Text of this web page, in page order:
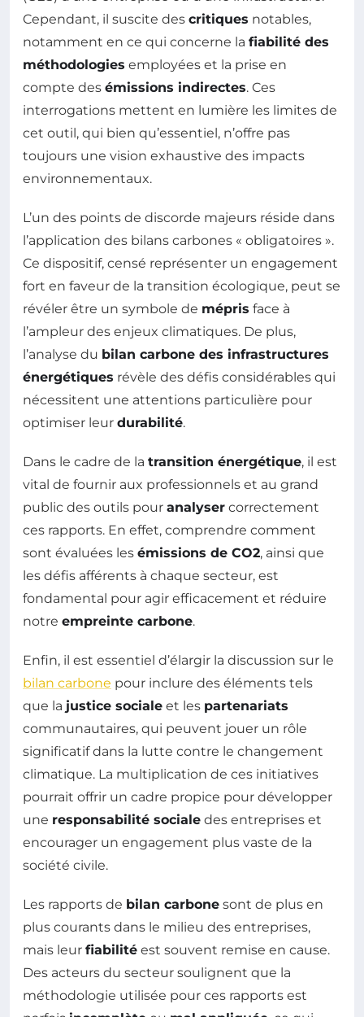
Cependant, il suscite des critiques notables,
notamment en ce qui concerne la fiabilité des
méthodologies employées et la prise en
compte des émissions indirectes. Ces
interrogations mettent en lumière les limites de
cet outil, qui bien qu’essentiel, n’offre pas
toujours une vision exhaustive des impacts
environnementaux.
L’un des points de discorde majeurs réside dans
l’application des bilans carbones « obligatoires ».
Ce dispositif, censé représenter un engagement
fort en faveur de la transition écologique, peut se
révéler être un symbole de mépris face à
l’ampleur des enjeux climatiques. De plus,
l’analyse du bilan carbone des infrastructures
énergétiques révèle des défis considérables qui
nécessitent une attentions particulière pour
optimiser leur durabilité.
Dans le cadre de la transition énergétique, il est
vital de fournir aux professionnels et au grand
public des outils pour analyser correctement
ces rapports. En effet, comprendre comment
sont évaluées les émissions de CO2, ainsi que
les défis afférents à chaque secteur, est
fondamental pour agir efficacement et réduire
notre empreinte carbone.
Enfin, il est essentiel d’élargir la discussion sur le
bilan carbone pour inclure des éléments tels
que la justice sociale et les partenariats
communautaires, qui peuvent jouer un rôle
significatif dans la lutte contre le changement
climatique. La multiplication de ces initiatives
pourrait offrir un cadre propice pour développer
une responsabilité sociale des entreprises et
encourager un engagement plus vaste de la
société civile.
Les rapports de bilan carbone sont de plus en
plus courants dans le milieu des entreprises,
mais leur fiabilité est souvent remise en cause.
Des acteurs du secteur soulignent que la
méthodologie utilisée pour ces rapports est